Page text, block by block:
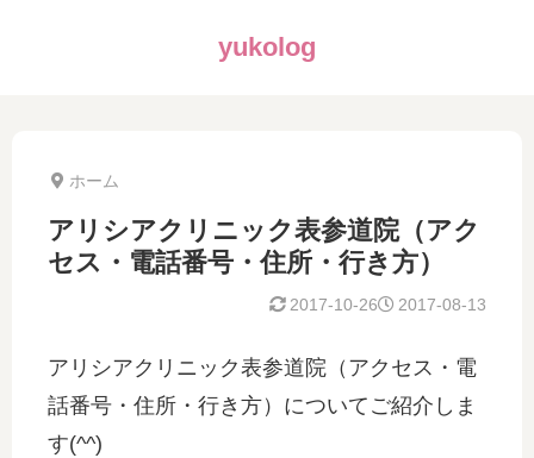
yukolog
ホーム
アリシアクリニック表参道院（アク
セス・電話番号・住所・行き方）
2017-08-13
2017-10-26
アリシアクリニック表参道院（アクセス・電
話番号・住所・行き方）についてご紹介しま
す(^^)